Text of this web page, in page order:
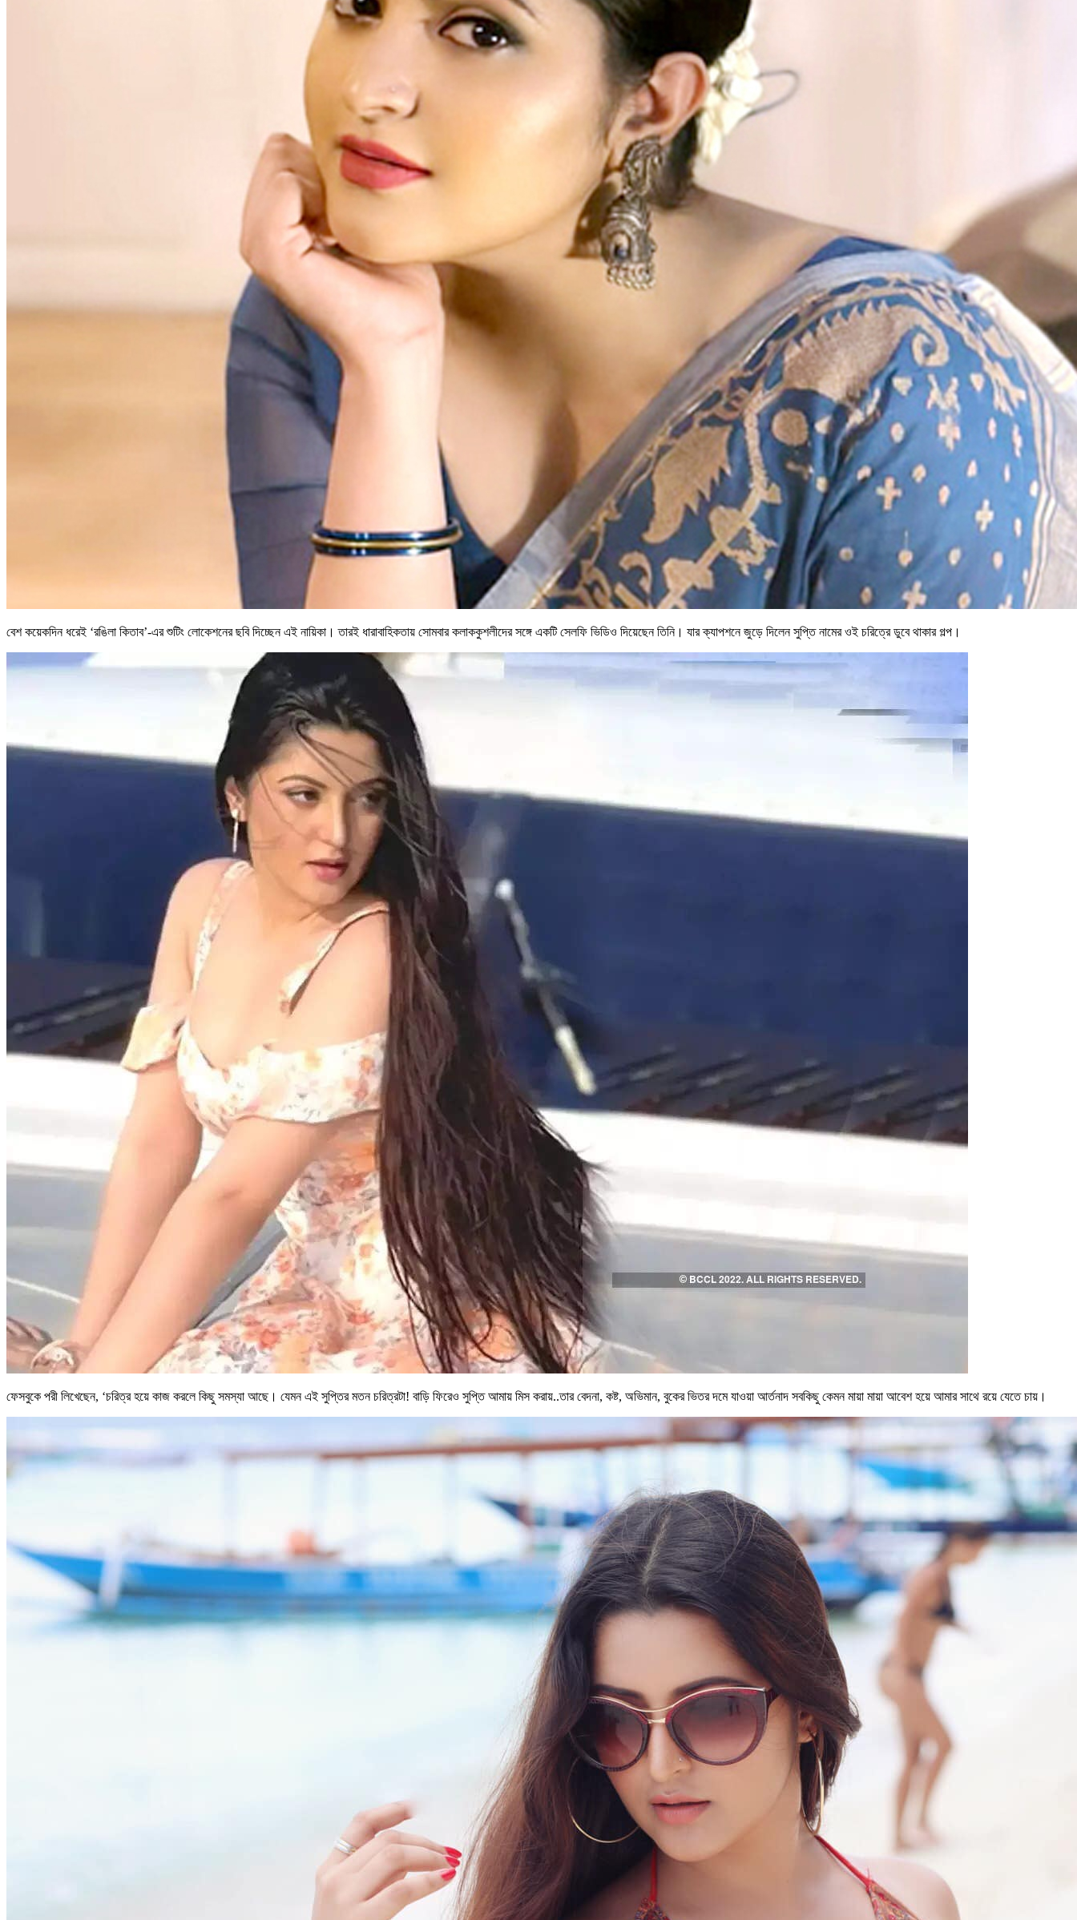
বেশ কয়েকদিন ধরেই ‘রঙিলা কিতাব’-এর শুটিং লোকেশনের ছবি দিচ্ছেন এই নায়িকা। তারই ধারাবাহিকতায় সোমবার কলাককুশলীদের সঙ্গে একটি সেলফি ভিডিও দিয়েছেন তিনি। যার ক্যাপশনে জুড়ে দিলেন সুপ্তি নামের ওই চরিত্রে ডুবে থাকার গল্প।
ফেসবুকে পরী লিখেছেন, ‘চরিত্র হয়ে কাজ করলে কিছু সমস্যা আছে। যেমন এই সুপ্তির মতন চরিত্রটা! বাড়ি ফিরেও সুপ্তি আমায় মিস করায়..তার বেদনা, কষ্ট, অভিমান, বুকের ভিতর দমে যাওয়া আর্তনাদ সবকিছু কেমন মায়া মায়া আবেশ হয়ে আমার সাথে রয়ে যেতে চায়।